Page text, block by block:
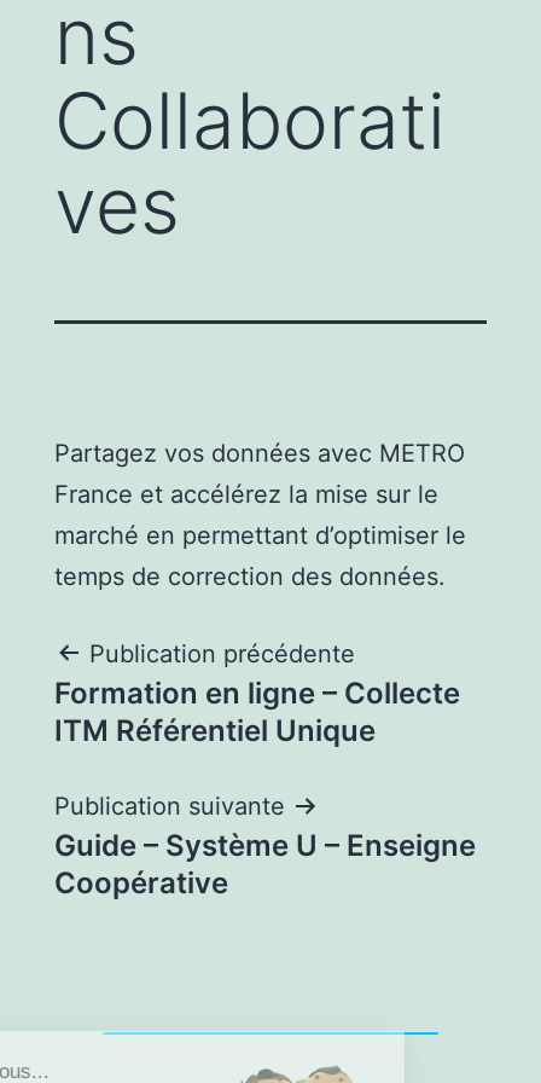
ns
Collaborati
ves
Partagez vos données avec METRO
France et accélérez la mise sur le
marché en permettant d’optimiser le
temps de correction des données.
Publication précédente
Formation en ligne – Collecte
ITM Référentiel Unique
Publication suivante
Guide – Système U – Enseigne
Coopérative
c'est nous...